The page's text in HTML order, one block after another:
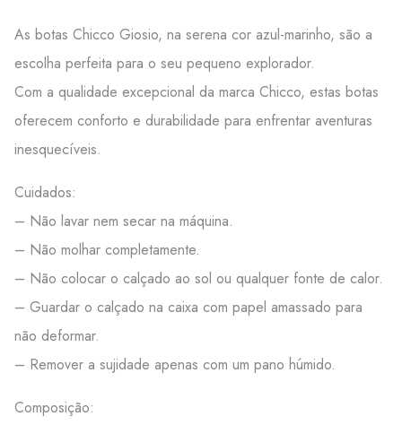
As botas Chicco Giosio, na serena cor azul-marinho, são a
escolha perfeita para o seu pequeno explorador.
Com a qualidade excepcional da marca Chicco, estas botas
oferecem conforto e durabilidade para enfrentar aventuras
inesquecíveis.
Cuidados:
– Não lavar nem secar na máquina.
– Não molhar completamente.
– Não colocar o calçado ao sol ou qualquer fonte de calor.
– Guardar o calçado na caixa com papel amassado para
não deformar.
– Remover a sujidade apenas com um pano húmido.
Composição: